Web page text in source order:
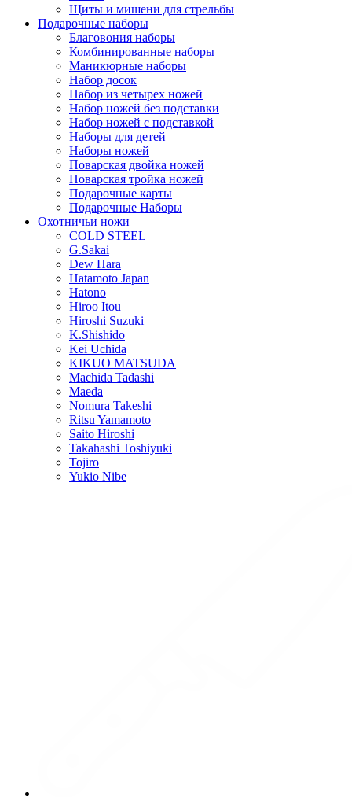
Щиты и мишени для стрельбы
Подарочные наборы
Благовония наборы
Комбинированные наборы
Маникюрные наборы
Набор досок
Набор из четырех ножей
Набор ножей без подставки
Набор ножей с подставкой
Наборы для детей
Наборы ножей
Поварская двойка ножей
Поварская тройка ножей
Подарочные карты
Подарочные Наборы
Охотничьи ножи
COLD STEEL
G.Sakai
Dew Hara
Hatamoto Japan
Hatono
Hiroo Itou
Hiroshi Suzuki
K.Shishido
Kei Uchida
KIKUO MATSUDA
Machida Tadashi
Maeda
Nomura Takeshi
Ritsu Yamamoto
Saito Hiroshi
Takahashi Toshiyuki
Tojiro
Yukio Nibe